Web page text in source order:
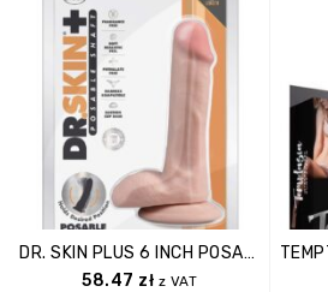
DR. SKIN PLUS 6 INCH POSABLE DILDO WITH BALLS VANILLA
58.47 zł z VAT